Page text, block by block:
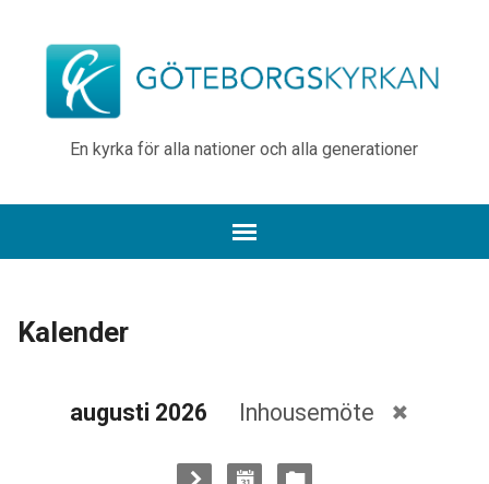
En kyrka för alla nationer och alla generationer
Kalender
augusti 2026 Inhousemöte